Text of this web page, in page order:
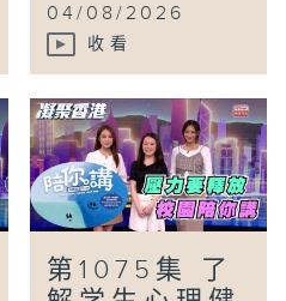
04/08/2026
收看
第1075集 了